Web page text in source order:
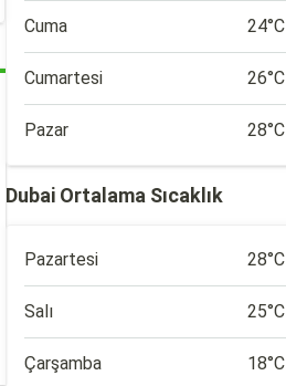
Cuma 24°C
Cumartesi 26°C
Pazar 28°C
Dubai Ortalama Sıcaklık
Pazartesi 28°C
Salı 25°C
Çarşamba 18°C